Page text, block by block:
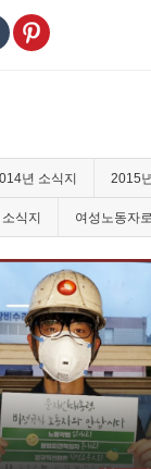
년 소식지 2015
식지 여성노동자